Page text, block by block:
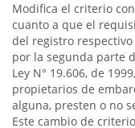
Modifica el criterio
cuanto a que el
del registro
por la segunda parte
Ley N° 19.606, de
propietarios de
alguna, presten o no
Este cambio de